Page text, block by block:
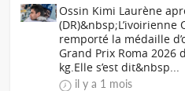
Ossin Kimi Laurène
remporté la médaille
Grand Prix Roma 2026
kg.Elle s’est dit&nbsp...
il y a 1 mois